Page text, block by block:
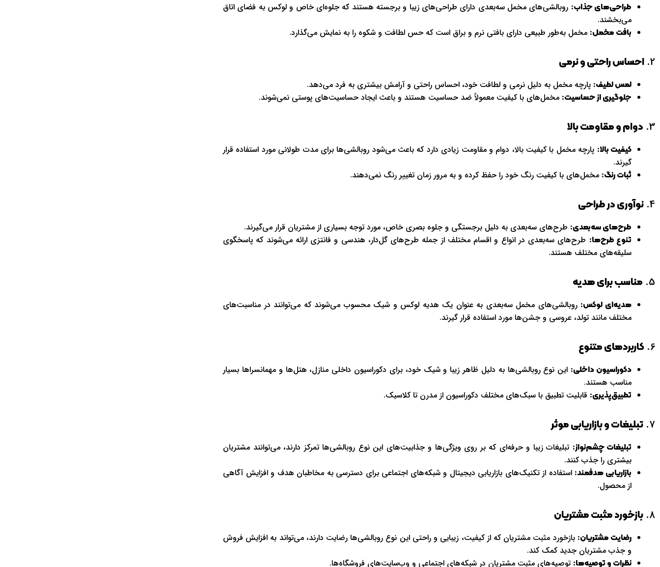
طراحی‌های جذاب: روبالشی‌های مخمل سه‌بعدی دارای طراحی‌های زیبا و برجسته هستند که جلوه‌ای خاص و لوکس به فضای اتاق
می‌بخشند.
بافت مخمل: مخمل به‌طور طبیعی دارای بافتی نرم و براق است که حس لطافت و شکوه را به نمایش می‌گذارد.
2. احساس راحتی و نرمی
لمس لطیف: پارچه مخمل به دلیل نرمی و لطافت خود، احساس راحتی و آرامش بیشتری به فرد می‌دهد.
جلوگیری از حساسیت: مخمل‌های با کیفیت معمولاً ضد حساسیت هستند و باعث ایجاد حساسیت‌های پوستی نمی‌شوند.
3. دوام و مقاومت بالا
کیفیت بالا: پارچه مخمل با کیفیت بالا، دوام و مقاومت زیادی دارد که باعث می‌شود روبالشی‌ها برای مدت طولانی مورد استفاده قرار
گیرند.
ثبات رنگ: مخمل‌های با کیفیت رنگ خود را حفظ کرده و به مرور زمان تغییر رنگ نمی‌دهند.
4. نوآوری در طراحی
طرح‌های سه‌بعدی: طرح‌های سه‌بعدی به دلیل برجستگی و جلوه بصری خاص، مورد توجه بسیاری از مشتریان قرار می‌گیرند.
تنوع طرح‌ها: طرح‌های سه‌بعدی در انواع و اقسام مختلف از جمله طرح‌های گل‌دار، هندسی و فانتزی ارائه می‌شوند که پاسخگوی
سلیقه‌های مختلف هستند.
5. مناسب برای هدیه
هدیه‌ای لوکس: روبالشی‌های مخمل سه‌بعدی به عنوان یک هدیه لوکس و شیک محسوب می‌شوند که می‌توانند در مناسبت‌های
مختلف مانند تولد، عروسی و جشن‌ها مورد استفاده قرار گیرند.
6. کاربردهای متنوع
دکوراسیون داخلی: این نوع روبالشی‌ها به دلیل ظاهر زیبا و شیک خود، برای دکوراسیون داخلی منازل، هتل‌ها و مهمانسراها بسیار
مناسب هستند.
تطبیق‌پذیری: قابلیت تطبیق با سبک‌های مختلف دکوراسیون از مدرن تا کلاسیک.
7. تبلیغات و بازاریابی موثر
تبلیغات چشم‌نواز: تبلیغات زیبا و حرفه‌ای که بر روی ویژگی‌ها و جذابیت‌های این نوع روبالشی‌ها تمرکز دارند، می‌توانند مشتریان
بیشتری را جذب کنند.
بازاریابی هدفمند: استفاده از تکنیک‌های بازاریابی دیجیتال و شبکه‌های اجتماعی برای دسترسی به مخاطبان هدف و افزایش آگاهی
از محصول.
8. بازخورد مثبت مشتریان
رضایت مشتریان: بازخورد مثبت مشتریان که از کیفیت، زیبایی و راحتی این نوع روبالشی‌ها رضایت دارند، می‌تواند به افزایش فروش
و جذب مشتریان جدید کمک کند.
نظرات و توصیه‌ها: توصیه‌های مثبت مشتریان در شبکه‌های اجتماعی و وب‌سایت‌های فروشگاه‌ها.